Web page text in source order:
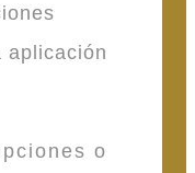
aplicación
o